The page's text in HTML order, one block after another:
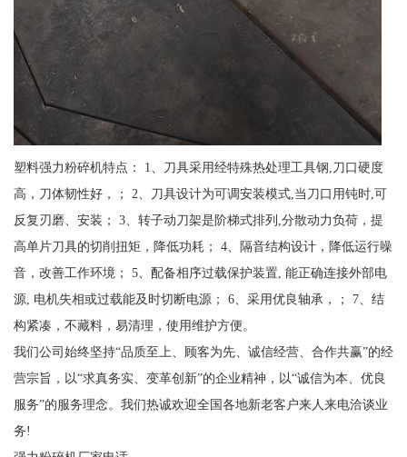
塑料强力粉碎机特点： 1、刀具采用经特殊热处理工具钢,刀口硬度
高，刀体韧性好，； 2、刀具设计为可调安装模式,当刀口用钝时,可
反复刃磨、安装； 3、转子动刀架是阶梯式排列,分散动力负荷，提
高单片刀具的切削扭矩，降低功耗； 4、隔音结构设计，降低运行噪
音，改善工作环境； 5、配备相序过载保护装置, 能正确连接外部电
源, 电机失相或过载能及时切断电源； 6、采用优良轴承，； 7、结
构紧凑，不藏料，易清理，使用维护方便。
我们公司始终坚持“品质至上、顾客为先、诚信经营、合作共赢”的经
营宗旨，以“求真务实、变革创新”的企业精神，以“诚信为本、优良
服务”的服务理念。我们热诚欢迎全国各地新老客户来人来电洽谈业
务!